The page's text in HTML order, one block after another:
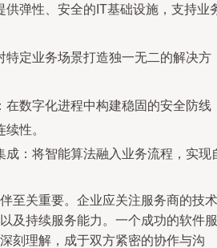
供弹性、安全的IT基础设施，支持业
特定业务场景打造独一无二的解决方
在数字化进程中构建稳固的安全防线
性。
成：将智能算法融入业务流程，实现
至关重要。企业应关注服务商的技术
及持续服务能力。一个成功的软件服
刻理解，成于双方紧密的协作与沟